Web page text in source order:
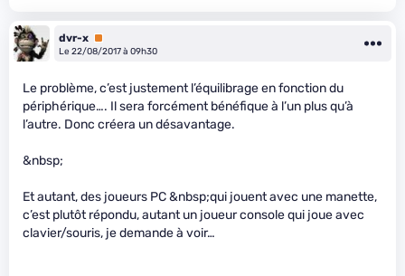
dvr-x Premium
Le 22/08/2017 à 09h30
Le problème, c’est justement l’équilibrage en fonction du
périphérique…. Il sera forcément bénéfique à l’un plus qu’à
l’autre. Donc créera un désavantage.
&nbsp;
Et autant, des joueurs PC &nbsp;qui jouent avec une manette,
c’est plutôt répondu, autant un joueur console qui joue avec
clavier/souris, je demande à voir…